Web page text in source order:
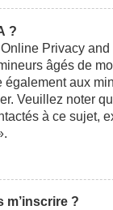
?
Privacy
âgés de
également aux
Veuillez noter
à ce sujet,
m’inscrire ?